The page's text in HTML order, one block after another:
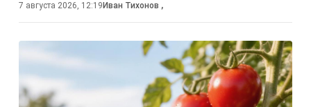
7 августа 2026, 12:19Иван Тихонов ,